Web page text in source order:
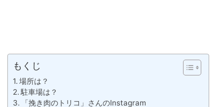
もくじ
場所は？
駐車場は？
「挽き肉のトリコ」さんのInstagram